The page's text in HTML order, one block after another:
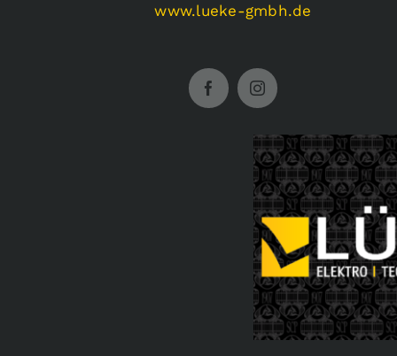
www.lueke-gmbh.de